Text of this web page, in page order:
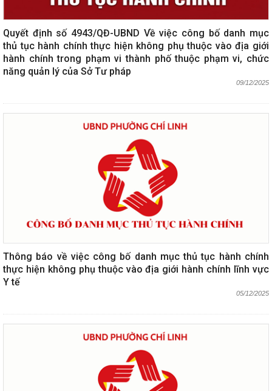
Quyết định số 4943/QĐ-UBND Về việc công bố danh mục
thủ tục hành chính thực hiện không phụ thuộc vào địa giới
hành chính trong phạm vi thành phố thuộc phạm vi, chức
năng quản lý của Sở Tư pháp
09/12/2025
Thông báo về việc công bố danh mục thủ tục hành chính
thực hiện không phụ thuộc vào địa giới hành chính lĩnh vực
Y tế
05/12/2025